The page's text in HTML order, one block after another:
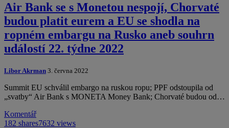
Air Bank se s Monetou nespojí, Chorvaté
budou platit eurem a EU se shodla na
ropném embargu na Rusko aneb souhrn
událostí 22. týdne 2022
Libor Akrman 3. června 2022
Summit EU schválil embargo na ruskou ropu; PPF odstoupila od
„svatby“ Air Bank s MONETA Money Bank; Chorvaté budou od…
Komentář
182 shares7632 views